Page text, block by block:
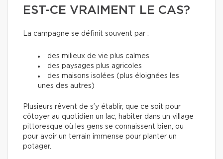
EST-CE VRAIMENT LE CAS?
La campagne se définit souvent par :
des milieux de vie plus calmes
des paysages plus agricoles
des maisons isolées (plus éloignées les
unes des autres)
Plusieurs rêvent de s’y établir, que ce soit pour
côtoyer au quotidien un lac, habiter dans un village
pittoresque où les gens se connaissent bien, ou
pour avoir un terrain immense pour planter un
potager.